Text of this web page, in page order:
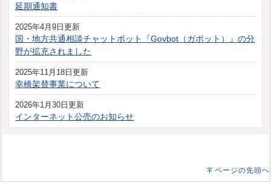
延期通知書
2025年4月9日更新
国・地方共通相談チャットボット『Govbot（ガボット）』の分
野が拡充されました
2025年11月18日更新
幸橋架替事業について
2026年1月30日更新
インターネット公売のお知らせ
ページの先頭へ